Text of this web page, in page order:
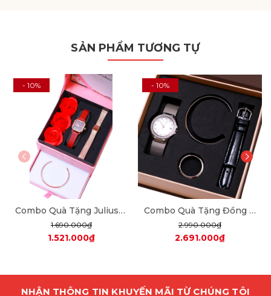
SẢN PHẨM TƯƠNG TỰ
- 10%
Combo Quà Tặng Julius JA-1370 + dây mesh + JSB078
1.690.000₫
1.521.000₫
- 10%
Combo Quà Tặng Đồng Hồ Nữ Julius Star JS-040A Sapphire Julius Star Hàn Quốc Dây Thép (Bạc)
2.990.000₫
2.691.000₫
NHẬN THÔNG TIN KHUYẾN MÃI TỪ CHÚNG TÔI